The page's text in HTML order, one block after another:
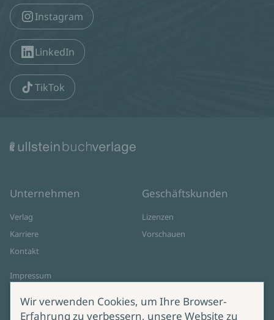
Instagram
LinkedIn
TikTok
Unternehmen
Verlag
Karriere
Kontakt
Impressum
Cookie-Einstellungen
Geschäftskunden
Lizenzen
Vorschauen
Wir verwenden Cookies, um Ihre Browser-
Erfahrung zu verbessern, unsere Website zu